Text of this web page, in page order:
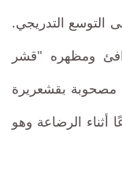
التوسع التدريجي.
ومظهره "قشر
مصحوبة بقشعريرة
أثناء الرضاعة وهو